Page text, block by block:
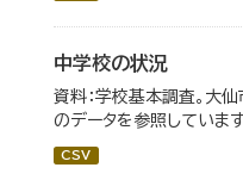
中学校の状況
資料：学校基本調査。大
のデータを参照しています
CSV